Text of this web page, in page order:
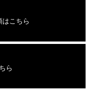
こちら
ら